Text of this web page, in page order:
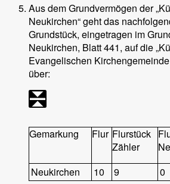
Aus dem Grundvermögen der
Neukirchen“ geht das
Grundstück, eingetragen im
Neukirchen, Blatt 441, auf die
Evangelischen
über:
Gemarkung Flur Flurstück
Zähler
Neukirchen 10 9 0